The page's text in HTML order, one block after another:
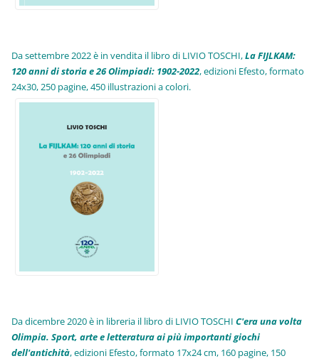
Da settembre 2022 è in vendita il libro di LIVIO TOSCHI,La FIJLKAM:
120 anni di storia e 26 Olimpiadi: 1902-2022, edizioni Efesto, formato
24x30, 250 pagine, 450 illustrazioni a colori.
Da dicembre 2020 è in libreria il libro di LIVIO TOSCHIC'era una volta
Olimpia. Sport, arte e letteratura ai più importanti giochi
dell'antichità,edizioni Efesto, formato 17x24 cm, 160 pagine, 150